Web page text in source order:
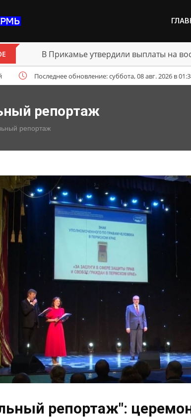
В Прикамье утвердили выплаты на
Последнее обновление: суббота, 08 авг. 2026 в
репортаж
репортаж
репортаж":